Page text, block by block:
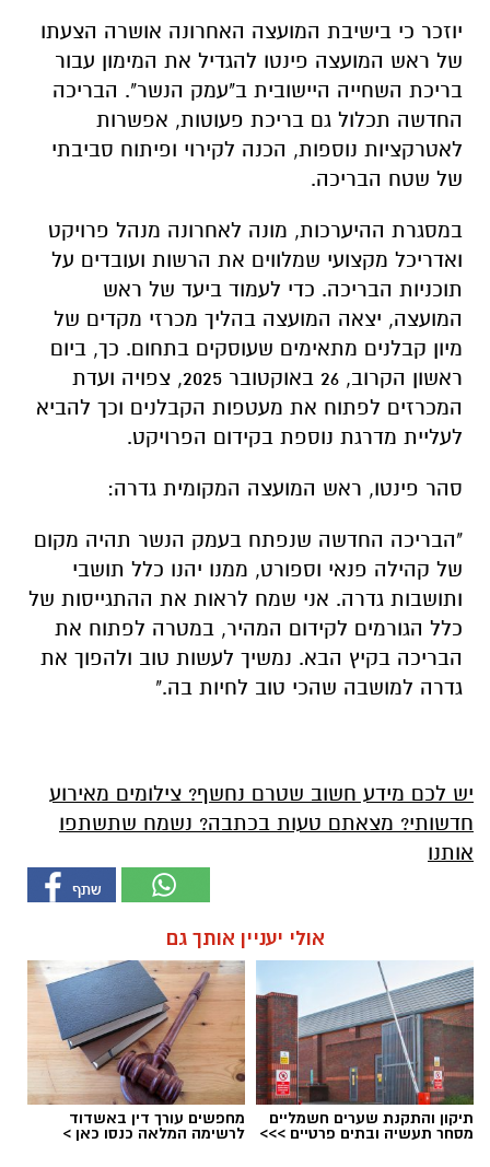
יוזכר כי בישיבת המועצה האחרונה אושרה הצעתו
של ראש המועצה פינטו להגדיל את המימון עבור
בריכת השחייה היישובית ב"עמק הנשר". הבריכה
החדשה תכלול גם בריכת פעוטות, אפשרות
לאטרקציות נוספות, הכנה לקירוי ופיתוח סביבתי
של שטח הבריכה.
במסגרת ההיערכות, מונה לאחרונה מנהל פרויקט
ואדריכל מקצועי שמלווים את הרשות ועובדים על
תוכניות הבריכה. כדי לעמוד ביעד של ראש
המועצה, יצאה המועצה בהליך מכרזי מקדים של
מיון קבלנים מתאימים שעוסקים בתחום. כך, ביום
ראשון הקרוב, 26 באוקטובר 2025, צפויה ועדת
המכרזים לפתוח את מעטפות הקבלנים וכך להביא
לעליית מדרגת נוספת בקידום הפרויקט.
סהר פינטו, ראש המועצה המקומית גדרה:
"הבריכה החדשה שנפתח בעמק הנשר תהיה מקום
של קהילה פנאי וספורט, ממנו יהנו כלל תושבי
ותושבות גדרה. אני שמח לראות את ההתגייסות של
כלל הגורמים לקידום המהיר, במטרה לפתוח את
הבריכה בקיץ הבא. נמשיך לעשות טוב ולהפוך את
גדרה למושבה שהכי טוב לחיות בה."
יש לכם מידע חשוב שטרם נחשף? צילומים מאירוע
חדשותי? מצאתם טעות בכתבה? נשמח שתשתפו
אותנו
אולי יעניין אותך גם
תיקון והתקנת שערים חשמליים
מסחר תעשיה ובתים פרטיים >>>
מחפשים עורך דין באשדוד
לרשימה המלאה כנסו כאן >